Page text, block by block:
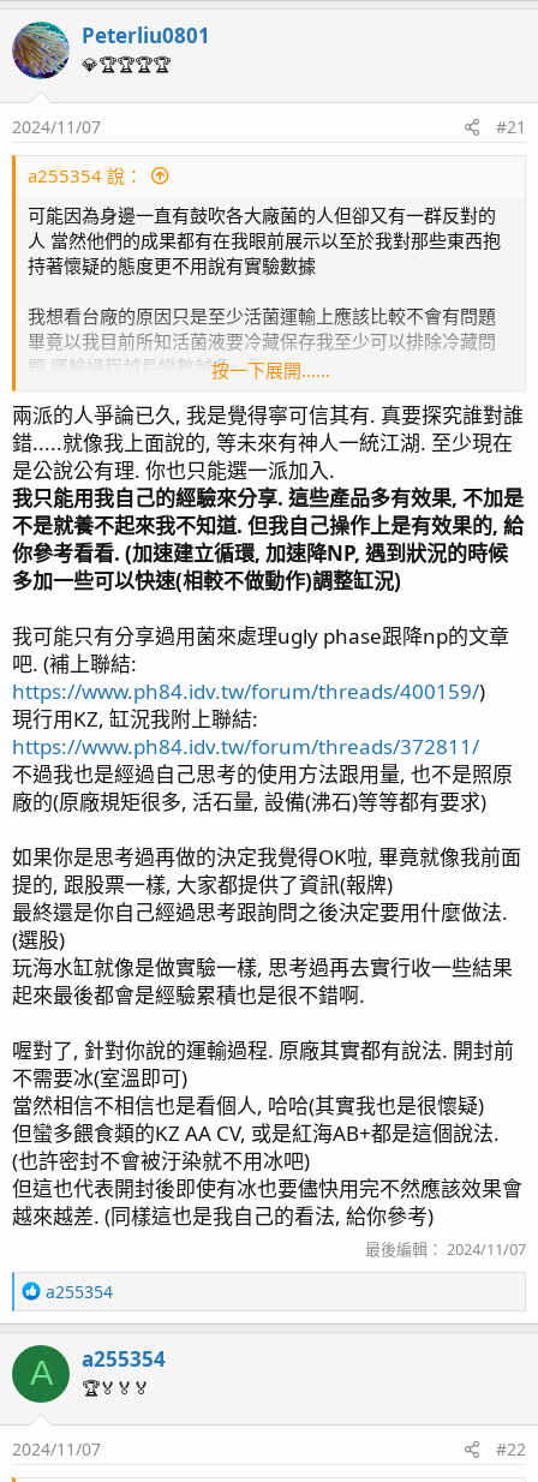
是有顯著差異的，所以我傾向相信對於維持海缸有幫助。還
是一句，眼見為實。
Peterliu0801
💎🏆🏆🏆🏆
2024/11/07 #21
a255354 說：
可能因為身邊一直有鼓吹各大廠菌的人但卻又有一群反對的
人 當然他們的成果都有在我眼前展示以至於我對那些東西抱
持著懷疑的態度更不用說有實驗數據
我想看台廠的原因只是至少活菌運輸上應該比較不會有問題
畢竟以我目前所知活菌液要冷藏保存我至少可以排除冷藏問
題 運輸過程越長變數越多
如有在你自己的文章分享過 我在去爬文 感謝
按一下展開……
兩派的人爭論已久, 我是覺得寧可信其有. 真要探究誰對誰
錯.....就像我上面說的, 等未來有神人一統江湖. 至少現在
是公說公有理. 你也只能選一派加入.
我只能用我自己的經驗來分享. 這些產品多有效果, 不加是
不是就養不起來我不知道. 但我自己操作上是有效果的, 給
你參考看看. (加速建立循環, 加速降NP, 遇到狀況的時候
多加一些可以快速(相較不做動作)調整缸況)
我可能只有分享過用菌來處理ugly phase跟降np的文章
吧. (補上聯結:
https://www.ph84.idv.tw/forum/threads/400159/)
現行用KZ, 缸況我附上聯結:
https://www.ph84.idv.tw/forum/threads/372811/
不過我也是經過自己思考的使用方法跟用量, 也不是照原
廠的(原廠規矩很多, 活石量, 設備(沸石)等等都有要求)
如果你是思考過再做的決定我覺得OK啦, 畢竟就像我前面
提的, 跟股票一樣, 大家都提供了資訊(報牌)
最終還是你自己經過思考跟詢問之後決定要用什麼做法.
(選股)
玩海水缸就像是做實驗一樣, 思考過再去實行收一些結果
起來最後都會是經驗累積也是很不錯啊.
喔對了, 針對你說的運輸過程. 原廠其實都有說法. 開封前
不需要冰(室溫即可)
當然相信不相信也是看個人, 哈哈(其實我也是很懷疑)
但蠻多餵食類的KZ AA CV, 或是紅海AB+都是這個說法.
(也許密封不會被汙染就不用冰吧)
但這也代表開封後即使有冰也要儘快用完不然應該效果會
越來越差. (同樣這也是我自己的看法, 給你參考)
最後編輯： 2024/11/07
R
e
c
t
i
o
n
a255354
A a255354
🏆🏅🏅🏅
2024/11/07 #22